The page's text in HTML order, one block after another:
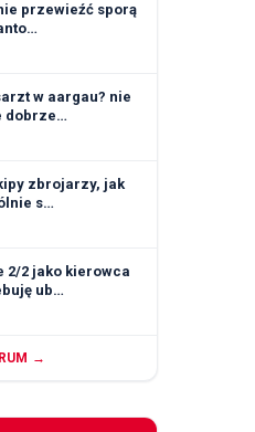
przewieźć sporą
w aargau? nie
dobrze…
zbrojarzy, jak
s…
2/2 jako kierowca
ub…
→